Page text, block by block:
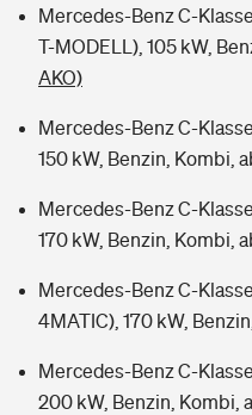
Mercedes-Benz C-
T-MODELL), 105 kW,
AKO)
Mercedes-Benz C-
150 kW, Benzin, Kombi,
Mercedes-Benz C-
170 kW, Benzin, Kombi,
Mercedes-Benz C-
4MATIC), 170 kW,
Mercedes-Benz C-
200 kW, Benzin, Kombi,